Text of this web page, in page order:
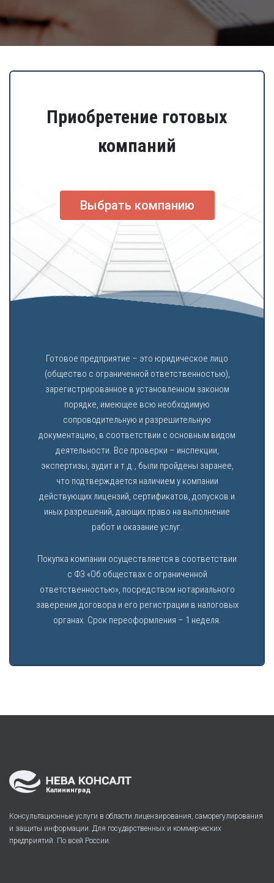
Приобретение готовых
компаний
Выбрать компанию
Готовое предприятие – это юридическое лицо
(общество с ограниченной ответственностью),
зарегистрированное в установленном законом
порядке, имеющее всю необходимую
сопроводительную и разрешительную
документацию, в соответствии с основным видом
деятельности. Все проверки – инспекции,
экспертизы, аудит и т.д., были пройдены заранее,
что подтверждается наличием у компании
действующих лицензий, сертификатов, допусков и
иных разрешений, дающих право на выполнение
работ и оказание услуг.
Покупка компании осуществляется в соответствии
с ФЗ «Об обществах с ограниченной
ответственностью», посредством нотариального
заверения договора и его регистрации в налоговых
органах. Срок переоформления – 1 неделя.
Калининград
Консультационные услуги в области лицензирования, саморегулирования
и защиты информации. Для государственных и коммерческих
предприятий. По всей России.